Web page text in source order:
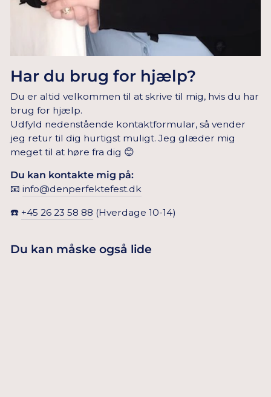
Har du brug for hjælp?
Du er altid velkommen til at skrive til mig, hvis du har
brug for hjælp.
Udfyld nedenstående kontaktformular, så vender
jeg retur til dig hurtigst muligt. Jeg glæder mig
meget til at høre fra dig 😊
Du kan kontakte mig på:
📧 info@denperfektefest.dk
☎️ +45 26 23 58 88 (Hverdage 10-14)
Du kan måske også lide